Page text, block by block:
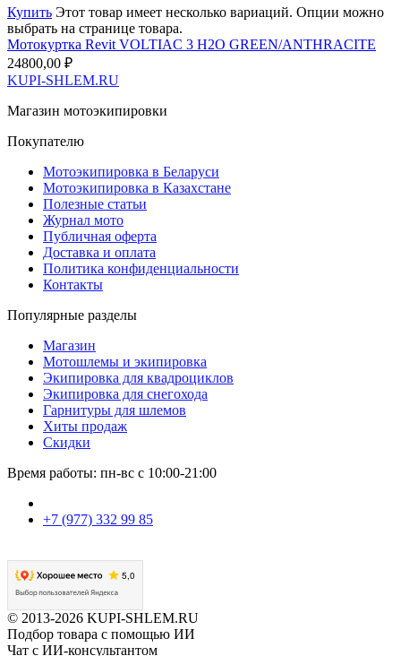
Купить Этот товар имеет несколько вариаций. Опции можно
выбрать на странице товара.
Мотокуртка Revit VOLTIAC 3 H2O GREEN/ANTHRACITE
24800,00 ₽
KUPI-SHLEM.RU
Магазин мотоэкипировки
Покупателю
Мотоэкипировка в Беларуси
Мотоэкипировка в Казахстане
Полезные статьи
Журнал мото
Публичная оферта
Доставка и оплата
Политика конфиденциальности
Контакты
Популярные разделы
Магазин
Мотошлемы и экипировка
Экипировка для квадроциклов
Экипировка для снегохода
Гарнитуры для шлемов
Хиты продаж
Скидки
Время работы: пн-вс с 10:00-21:00
+7 (977) 332 99 85
© 2013-2026 KUPI-SHLEM.RU
Подбор товара с помощью ИИ
Чат с ИИ-консультантом